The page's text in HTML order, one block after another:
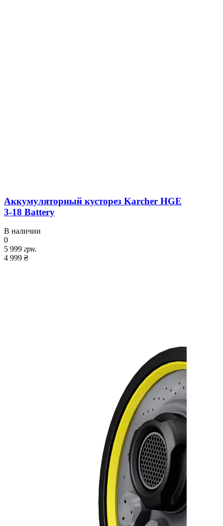
Аккумуляторный кусторез Karcher HGE
3-18 Battery
В наличии
0
5 999 грн.
4 999 ₴